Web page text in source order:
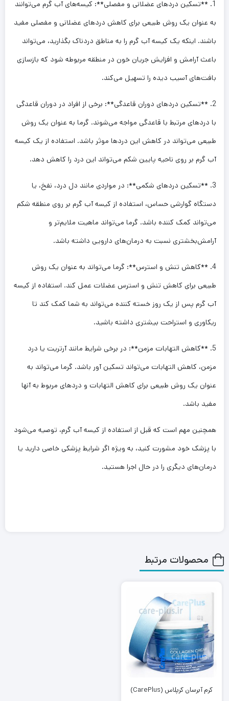
1. **تسکین دردهای عضلانی و مفصلی**: کیسه‌های آب گرم می‌توانند
به عنوان یک روش طبیعی برای کاهش دردهای عضلانی و مفصلی مفید
باشند. اینکه یک کیسه آب گرم را به مناطق دردناک بگذارید، می‌تواند
باعث آرامش و افزایش جریان خون در منطقه مربوطه شود که بازسازی
بافت‌های آسیب دیده را تسهیل می‌کند.
2. **تسکین دردهای دوران قاعدگی**: برخی از افراد در دوران قاعدگی
با دردهای مرتبط با قاعدگی مواجه می‌شوند. گرما به عنوان یک روش
طبیعی می‌تواند در کاهش این دردها موثر باشد. استفاده از یک کیسه
آب گرم بر روی ناحیه پایین شکم می‌تواند این درد را کاهش دهد.
3. **تسکین دردهای شکمی**: در مواردی مانند دل درد، نفخ، یا
دستگاه گوارشی حساس، استفاده از کیسه آب گرم بر روی منطقه شکم
می‌تواند کمک کننده باشد. گرما می‌تواند ماهیت ملایم‌تر و
آرامش‌بخشتری نسبت به درمان‌های دارویی داشته باشد.
4. **کاهش تنش و استرس**: گرما می‌تواند به عنوان یک روش
طبیعی برای کاهش تنش و استرس عضلات عمل کند. استفاده از کیسه
آب گرم پس از یک روز خسته کننده می‌تواند به شما کمک کند تا
ریکاوری و استراحت بیشتری داشته باشید.
5. **کاهش التهابات مزمن**: در برخی شرایط مانند آرتریت یا درد
مزمن، کاهش التهابات می‌تواند تسکین آور باشد. گرما می‌تواند به
عنوان یک روش طبیعی برای کاهش التهابات و دردهای مربوط به آنها
مفید باشد.
همچنین مهم است که قبل از استفاده از کیسه آب گرم، توصیه می‌شود
با پزشک خود مشورت کنید، به ویژه اگر شرایط پزشکی خاصی دارید یا
درمان‌های دیگری را در حال اجرا هستید.
محصولات مرتبط
کرم آبرسان کرپلاس (CarePlus)